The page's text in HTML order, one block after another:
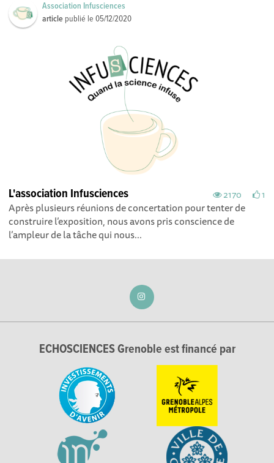
Association Infusciences
article publié le05/12/2020
2170 1
L'association Infusciences
Après plusieurs réunions de concertation pour tenter de
construire l’exposition, nous avons pris conscience de
l’ampleur de la tâche qui nous...
ECHOSCIENCES Grenoble est financé par